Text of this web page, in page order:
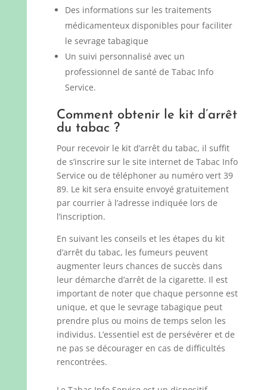
Des informations sur les traitements
médicamenteux disponibles pour faciliter
le sevrage tabagique
Un suivi personnalisé avec un
professionnel de santé de Tabac Info
Service.
Comment obtenir le kit d’arrêt
du tabac ?
Pour recevoir le kit d’arrêt du tabac, il suffit
de s’inscrire sur le site internet de Tabac Info
Service ou de téléphoner au numéro vert 39
89. Le kit sera ensuite envoyé gratuitement
par courrier à l’adresse indiquée lors de
l’inscription.
En suivant les conseils et les étapes du kit
d’arrêt du tabac, les fumeurs peuvent
augmenter leurs chances de succès dans
leur démarche d’arrêt de la cigarette. Il est
important de noter que chaque personne est
unique, et que le sevrage tabagique peut
prendre plus ou moins de temps selon les
individus. L’essentiel est de persévérer et de
ne pas se décourager en cas de difficultés
rencontrées.